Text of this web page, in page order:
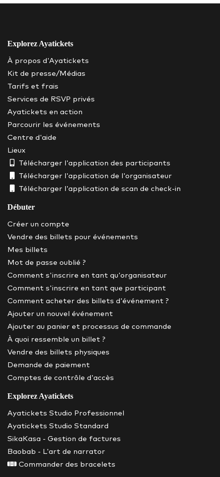
Explorez Ayatickets
À propos d'Ayatickets
Kit de presse/Médias
Tarifs et frais
Services de RSVP privés
Ayatickets en action
Parcourir les événements
Centre d'aide
Lieux
Télécharger l'application des participants
Télécharger l'application de l'organisateur
Télécharger l'application de scan de check-in
Débuter
Créer un compte
Vendre des billets pour événements
Mes billets
Mot de passe oublié ?
Comment s'inscrire en tant qu'organisateur
Comment s'inscrire en tant que participant
Comment acheter des billets d'événement ?
Ajouter un nouvel événement
Ajouter au panier et processus de commande
À quoi ressemble un billet ?
Vendre des billets physiques
Demande de paiement
Comptes de contrôle d'accès
Explorez Ayatickets
Ayatickets Studio Professionnel
Ayatickets Studio Standard
SikaKasa - Gestion de factures
Baobab - L'art de narrator
Commander des bracelets